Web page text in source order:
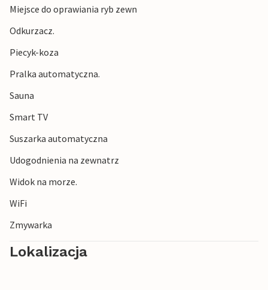
Miejsce do oprawiania ryb zewn
Odkurzacz.
Piecyk-koza
Pralka automatyczna.
Sauna
Smart TV
Suszarka automatyczna
Udogodnienia na zewnatrz
Widok na morze.
WiFi
Zmywarka
Lokalizacja